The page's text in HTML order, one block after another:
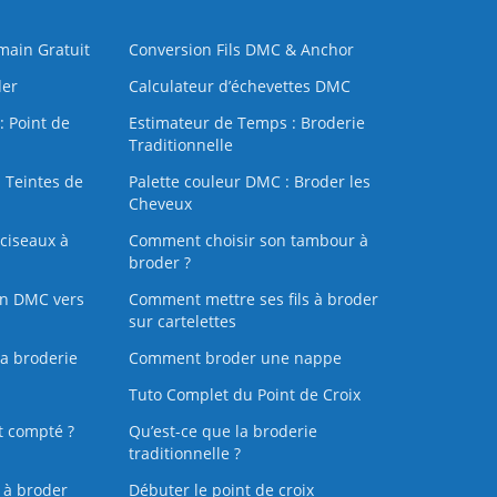
Gratuit
Conversion Fils DMC & Anchor
Calculateur d’échevettes DMC
Point de
Estimateur de Temps : Broderie
Traditionnelle
Teintes de
Palette couleur DMC : Broder les
Cheveux
à
Comment choisir son tambour à
broder ?
DMC vers
Comment mettre ses fils à broder
sur cartelettes
broderie
Comment broder une nappe
Tuto Complet du Point de Croix
compté ?
Qu’est-ce que la broderie
traditionnelle ?
broder
Débuter le point de croix